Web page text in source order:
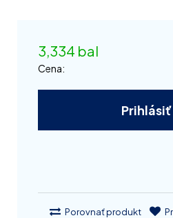
3,334 bal
Cena:
Prihlásiť
Porovnať produkt